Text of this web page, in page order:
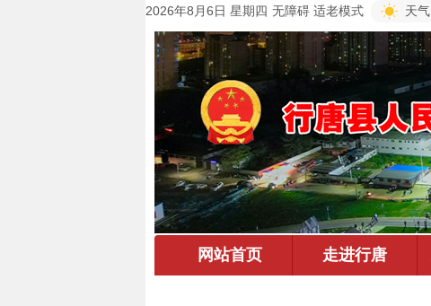
2026年8月6日 星期四 无障碍 适老模式 天气